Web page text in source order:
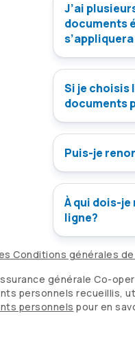
J’ai
documents
Si je choisis
documents
Puis-je
À qui dois-je
ligne?
Conditions générales
générale Co-
personnels recueillis,
personnels pour en